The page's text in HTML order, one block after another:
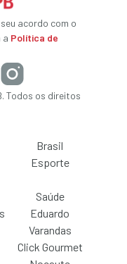
acordo com o
a Política de
Todos os direitos
Brasil
Esporte
Saúde
Eduardo
Varandas
Click Gourmet